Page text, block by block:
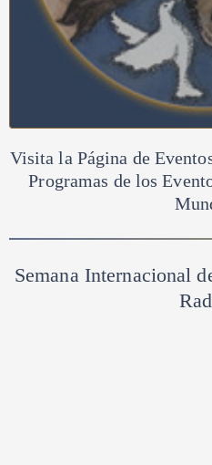
Visita la Página de
Programas de los
Semana Internacional